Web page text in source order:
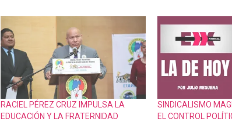
RACIEL PÉREZ CRUZ IMPULSA LA
EDUCACIÓN Y LA FRATERNIDAD
SINDICALISMO
EL CONTROL